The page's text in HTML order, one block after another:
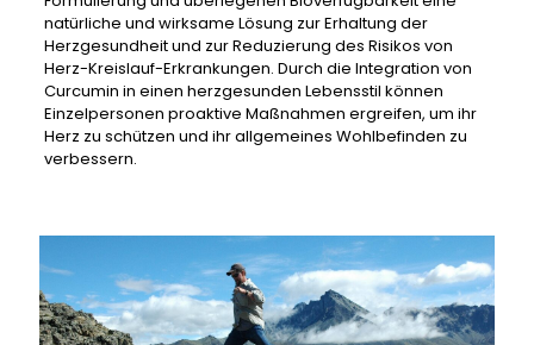
natürliche und wirksame Lösung zur Erhaltung der
Herzgesundheit und zur Reduzierung des Risikos von
Herz-Kreislauf-Erkrankungen. Durch die Integration von
Curcumin in einen herzgesunden Lebensstil können
Einzelpersonen proaktive Maßnahmen ergreifen, um ihr
Herz zu schützen und ihr allgemeines Wohlbefinden zu
verbessern.